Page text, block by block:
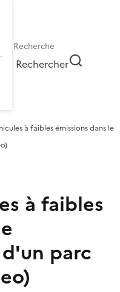
Rechercher
à faibles émissions dans le
à faibles
parc